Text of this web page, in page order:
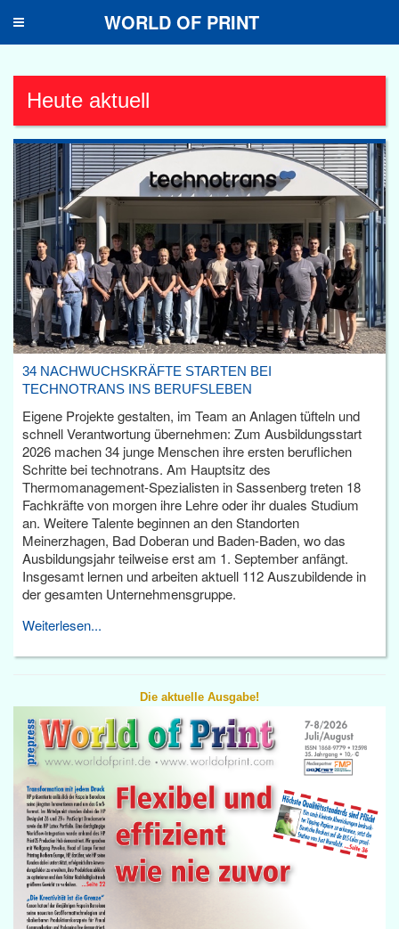
Toggle
WORLD OF PRINT
Heute aktuell
34 NACHWUCHSKRÄFTE STARTEN BEI
TECHNOTRANS INS BERUFSLEBEN
Eigene Projekte gestalten, im Team an Anlagen tüfteln und
schnell Verantwortung übernehmen: Zum Ausbildungsstart
2026 machen 34 junge Menschen ihre ersten beruflichen
Schritte bei technotrans. Am Hauptsitz des
Thermomanagement-Spezialisten in Sassenberg treten 18
Fachkräfte von morgen ihre Lehre oder ihr duales Studium
an. Weitere Talente beginnen an den Standorten
Meinerzhagen, Bad Doberan und Baden-Baden, wo das
Ausbildungsjahr teilweise erst am 1. September anfängt.
Insgesamt lernen und arbeiten aktuell 112 Auszubildende in
der gesamten Unternehmensgruppe.
Weiterlesen...
Die aktuelle Ausgabe!